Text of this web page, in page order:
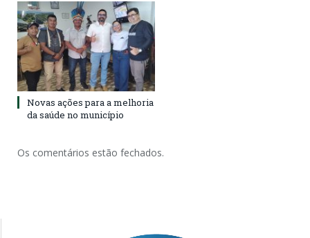
Novas ações para a melhoria
da saúde no município
Os comentários estão fechados.